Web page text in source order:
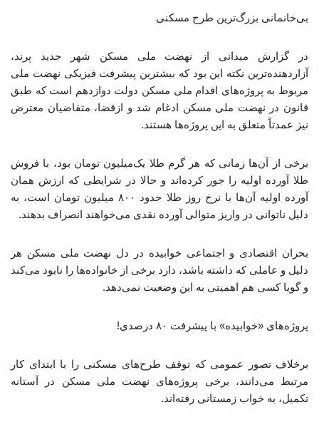
بی‌خانمانی بزرگ‌ترین طرح مسکنی
در گزارش میدانی از نهضت ملی مسکن شهر جدید پرند،
آزاردهنده‌ترین نکته این بود که بیشترین پیشرفت فیزیکی نهضت ملی
مربوط به پروژه‌های اقدام ملی مسکن دولت دوازدهم است که طبق
قانون در نهضت ملی مسکن ادغام شد و ازقضا، متقاضیان معترض
نیز عمدتاً متعلق به این پروژه‌ها هستند.
برخی از آن‌ها زمانی که هر گرم طلا یک‌میلیون تومان بود، با فروش
طلا آورده اولیه را جور کرده‌اند و حالا در شرایطی که ارزش همان
آورده اولیه آن‌ها با نرخ روز طلا حدود ۸۰۰ میلیون تومان است، به
دلیل ناتوانی در واریز متوالی آورده نقدی می‌خواهند انصراف بدهند.
بحران اقتصادی و اجتماعی خوابیده در دل نهضت ملی مسکن هر
دلیل و عاملی که داشته باشد، دارد برخی از خانواده‌ها را نابود می‌کند
و گویا کسی هم اهمیتی به این وضعیت نمی‌دهد.
پروژه‌های «خوابیده» با پیشرفت ۸۰ درصدی!
برخلاف تصور عمومی که توقف طرح‌های مسکنی را با ابتدای کار
مرتبط می‌دانند، برخی پروژه‌های نهضت ملی مسکن در آستانه
تکمیل، به خواب زمستانی رفته‌اند.